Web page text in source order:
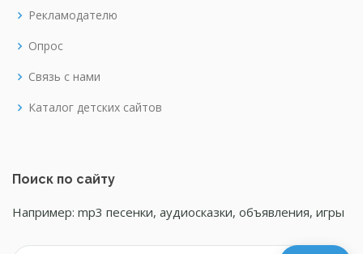
Рекламодателю
Опрос
Связь с нами
Каталог детских сайтов
Поиск по сайту
Например: mp3 песенки, аудиосказки, объявления, игры